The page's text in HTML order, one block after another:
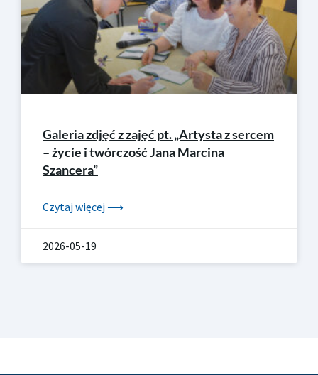
Galeria zdjęć z zajęć pt. „Artysta z sercem
– życie i twórczość Jana Marcina
Szancera”
Czytaj więcej ⟶
2026-05-19